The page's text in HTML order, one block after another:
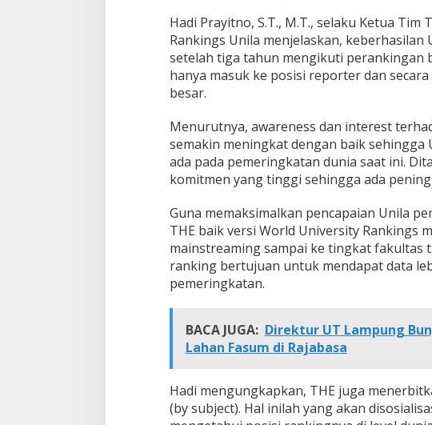
h
e
r
E
d
a
t
o
n
s
i
a
2
0
2
Hadi Prayitno, S.T., M.T., selaku Ketua
Rankings Unila menjelaskan,
setelah tiga tahun mengikuti perankingan
hanya masuk ke posisi reporter dan
besar.
Menurutnya, awareness dan interest
semakin meningkat dengan baik
ada pada pemeringkatan dunia saat ini.
komitmen yang tinggi sehingga ada
Guna memaksimalkan pencapaian Unila
THE baik versi World University Rankings
mainstreaming sampai ke tingkat
ranking bertujuan untuk mendapat data
pemeringkatan.
BACA JUGA: Direktur UT Lampung
Lahan Fasum di Rajabasa
Hadi mengungkapkan, THE juga
(by subject). Hal inilah yang akan